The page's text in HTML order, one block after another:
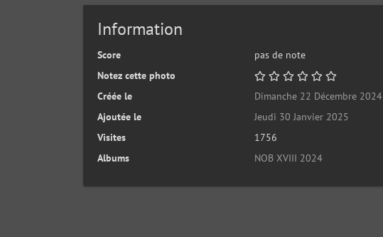
Information
Score
pas de note
Notez cette photo
Créée le
Dimanche 22 Décembre 2024
Ajoutée le
Jeudi 30 Janvier 2025
Visites
1756
Albums
NOB XVIII 2024